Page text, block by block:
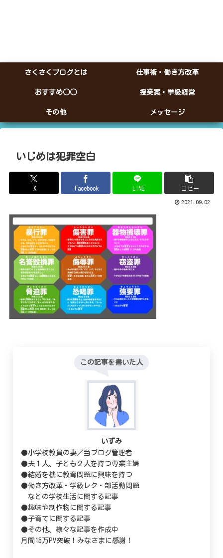
さくさくブログとは 仕事術・働き方改革
おすすめ○○ 授業案・学級経営
その他 メッセージ
いじめは犯罪空白
X Facebook LINE コピー
2021.09.02
この記事を書いた人
いずみ
●小学校教員の妻／当ブログ管理者
●夫１人、子ども２人を持つ専業主婦
●結婚を機に教育問題に興味を持つ
●働き方改革・学級レク・部活動問題
などの学校生活に関する記事
●趣味や制作物に関する記事
●子育てに関する記事
●その他、様々な記事を作成中
月間15万PV突破！みなさまに感謝！